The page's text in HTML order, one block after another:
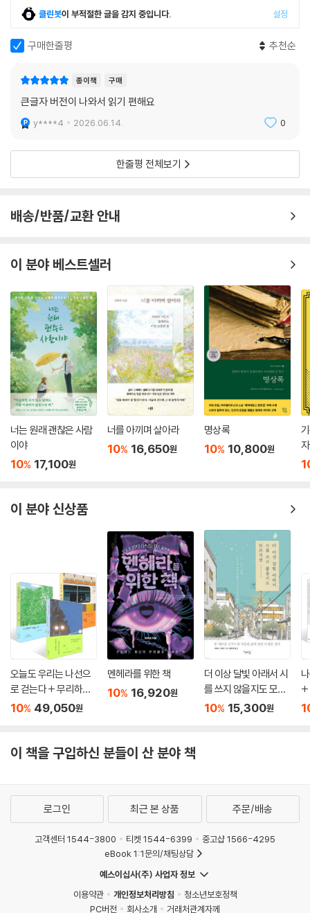
내어서 명료하게 의사 표시하자고요. 그래야 나 자신은 물론, 다른 선후배
여성들까지 도울 수 있습니다. 그나저나 나이를 먹고도 아직 정신 못 차린
선배는 어떻게 해야 할까요. 한심하기 그지없습니다. 어디선가 들었던 얘
기를 전하고 싶습니다. “업보에 시차는 있어도 오차는 없다.”
--- p.319 「4장. 진정한 소통을 하고 싶다면」 중에서
세상은 혼자 살 수 없습니다. 무인도에 떨어져서도 어느 날 흘러들어온 배
구공에 눈, 코, 입을 그려 넣고 윌슨이라는 이름을 붙여 이야기 나누는 게
른’ 사람들이거든요. 나이도, 성별도, 하는 일도 다르지요. 나이가 비슷해도
동성이어도 하는 일이 같아도 이해가 쉽지 않은데, 하물며 다 다른 사람들
그래도 말이지요. 그게 꼭 필요합니다. 한 번 더 말씀드리지만 화성에 홀로
떨어져서도 지구의 동료들과 소통하고 공감하고 연대해야 살아갈 수 있는
금만 용기 내 해보자고요. 부족하나마 제가 도와드리겠습니다.
네트가 되어 살아가는 딸, 상사와의 회식 때문에 괴로워하는 직장인, 고부
의 단면이자, 동시에 우리 자신을 비추는 거울과도 같은 모습들이다. 그 모
된다는 통찰을 얘기한다. 말할 때는 상대의 상황을 고려하여 “이런 말을 하
면 불편하지 않을까?”라는 생각을 하고, 때로는 여행 중 “이게 다 한국 돈
는 마음이라 여기면 어떨까? “눈높이에 맞춘 따뜻한 말 한마디면 충분합
화 스킬만을 배우려는 우리에게 소통의 본질을 깨닫게 하고, 진정한 대화
에 한 걸음 더 다가가게 해줄 것이다.
클린봇이 부적절한 글을 감지 중입니다. 설정
구매한줄평 추천순
종이책 구매
큰글자 버전이 나와서 읽기 편해요
y****4 2026.06.14. 0
한줄평 전체보기
배송/반품/교환 안내
이 분야 베스트셀러
너는 원래 괜찮은 사람
이야
10% 17,100원
너를 아끼며 살아라
10% 16,650원
명상록
10% 10,800원
이 분야 신상품
오늘도 우리는 나선으
로 걷는다 + 무리하지
않는 선에서 + 마음의
10% 49,050원
멘헤라를 위한 책
10% 16,920원
더 이상 달빛 아래서 시
를 쓰지 않을지도 모르
지만
10% 15,300원
+
이 책을 구입하신 분들이 산 분야 책
로그인 최근 본 상품 주문/배송
고객센터 1544-3800 티켓 1544-6399
중고샵 1566-4295
eBook 1:1문의/채팅상담
예스이십사(주) 사업자 정보
이용약관
개인정보처리방침
청소년보호정책
PC버전
회사소개 거래처관계자께